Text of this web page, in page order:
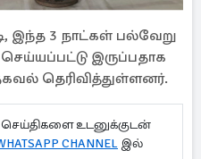
இந்த 3 நாட்கள் பல்வேறு
செய்யப்பட்டு இருப்பதாக
தெரிவித்துள்ளனர்.
செய்திகளை உடனுக்குடன்
CHANNEL இல்